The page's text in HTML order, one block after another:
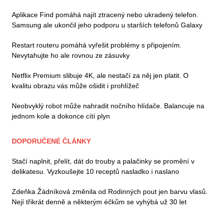
Aplikace Find pomáhá najít ztracený nebo ukradený telefon.
Samsung ale ukončil jeho podporu u starších telefonů Galaxy
Restart routeru pomáhá vyřešit problémy s připojením.
Nevytahujte ho ale rovnou ze zásuvky
Netflix Premium slibuje 4K, ale nestačí za něj jen platit. O
kvalitu obrazu vás může ošidit i prohlížeč
Neobvyklý robot může nahradit nočního hlídače. Balancuje na
jednom kole a dokonce cítí plyn
DOPORUČENÉ ČLÁNKY
Stačí naplnit, přelít, dát do trouby a palačinky se promění v
delikatesu. Vyzkoušejte 10 receptů nasladko i naslano
Zdeňka Žádníková změnila od Rodinných pout jen barvu vlasů.
Nejí třikrát denně a některým éčkům se vyhýbá už 30 let